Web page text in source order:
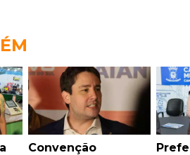
Convenção